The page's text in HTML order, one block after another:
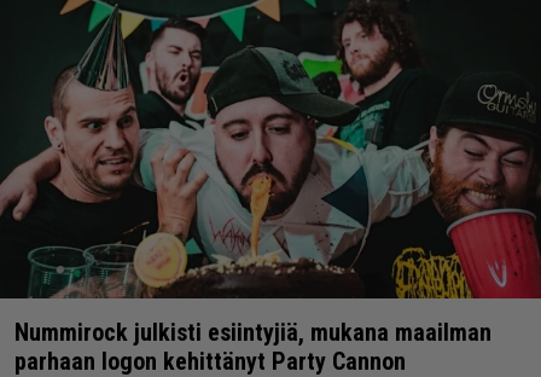
Nummirock julkisti esiintyjiä, mukana maailman
parhaan logon kehittänyt Party Cannon